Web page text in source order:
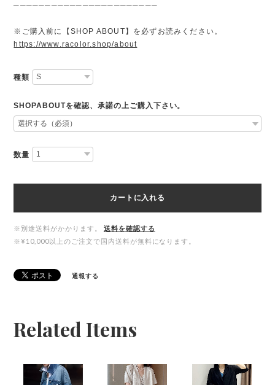
───────────────────────
※ご購入前に【SHOP ABOUT】を必ずお読みください。
https://www.racolor.shop/about
種類
SHOPABOUTを確認、承諾の上ご購入下さい。
数量
カートに入れる
※別途送料がかかります。
送料を確認する
※¥10,000以上のご注文で国内送料が無料になります。
通報する
Related Items